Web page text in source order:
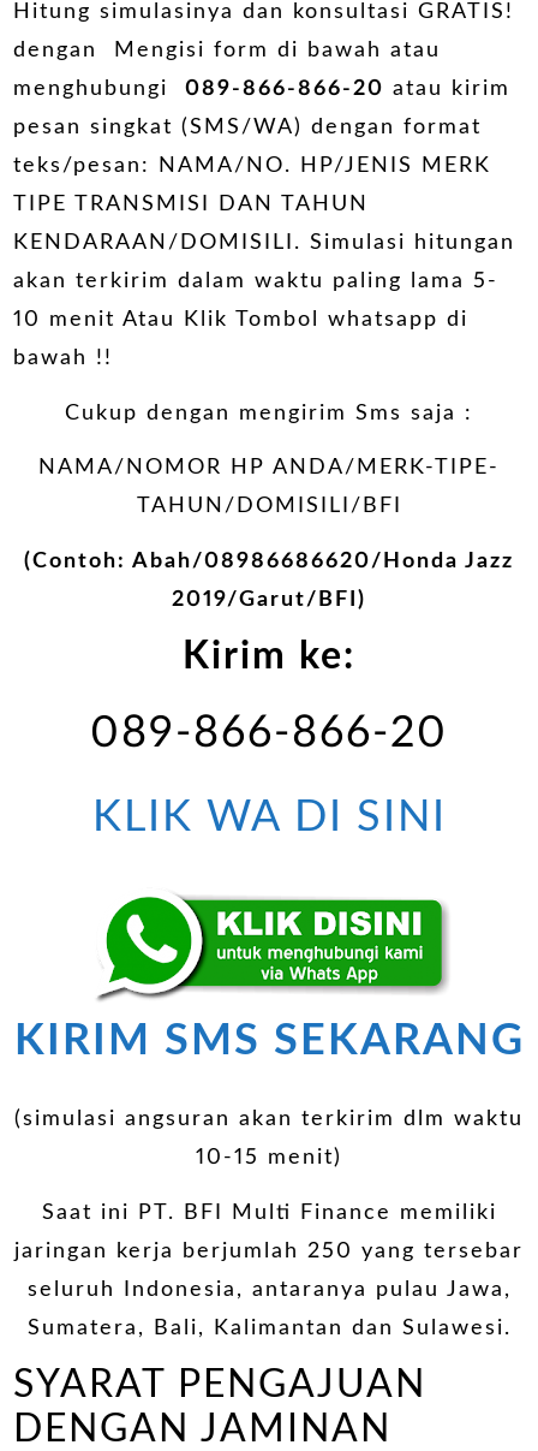
Hitung simulasinya dan konsultasi GRATIS!
dengan Mengisi form di bawah atau
menghubungi089-866-866-20 atau kirim
pesan singkat (SMS/WA) dengan format
teks/pesan: NAMA/NO. HP/JENIS MERK
TIPE TRANSMISI DAN TAHUN
KENDARAAN/DOMISILI. Simulasi hitungan
akan terkirim dalam waktu paling lama 5-
10 menit Atau Klik Tombol whatsapp di
bawah !!
Cukup dengan mengirim Sms saja :
NAMA/NOMOR HP ANDA/MERK-TIPE-
TAHUN/DOMISILI/BFI
(Contoh: Abah/08986686620/Honda Jazz
2019/Garut/BFI)
Kirim ke:
089-866-866-20
KLIK WA DI SINI
KIRIM SMS SEKARANG
(simulasi angsuran akan terkirim dlm waktu
10-15 menit)
Saat ini PT. BFI Multi Finance memiliki
jaringan kerja berjumlah 250 yang tersebar
seluruh Indonesia, antaranya pulau Jawa,
Sumatera, Bali, Kalimantan dan Sulawesi.
SYARAT PENGAJUAN
DENGAN JAMINAN